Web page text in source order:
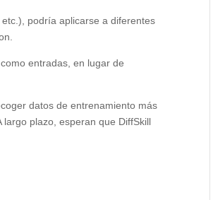
podría aplicarse a diferentes
entradas, en lugar de
datos de entrenamiento más
plazo, esperan que DiffSkill